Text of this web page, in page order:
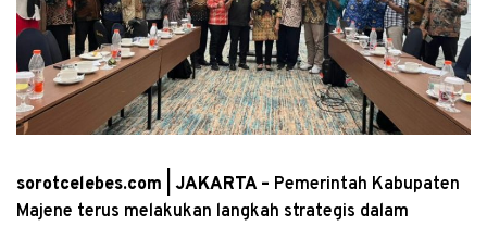
sorotcelebes.com | JAKARTA – Pemerintah Kabupaten
Majene terus melakukan langkah strategis dalam